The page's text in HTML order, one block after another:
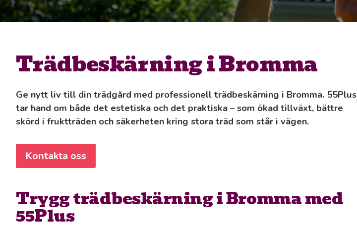
Trädbeskärning i Bromma
Ge nytt liv till din trädgård med professionell trädbeskärning i Bromma. 55Plus
tar hand om både det estetiska och det praktiska – som ökad tillväxt, bättre
skörd i fruktträden och säkerheten kring stora träd som står i vägen.
Kontakta oss
Trygg trädbeskärning i Bromma med
55Plus